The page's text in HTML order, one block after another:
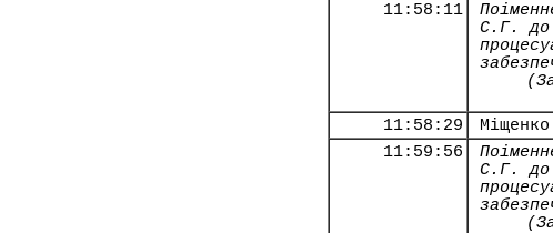
11:58:11
С.Г. до
11:58:29
11:59:56
С.Г. до